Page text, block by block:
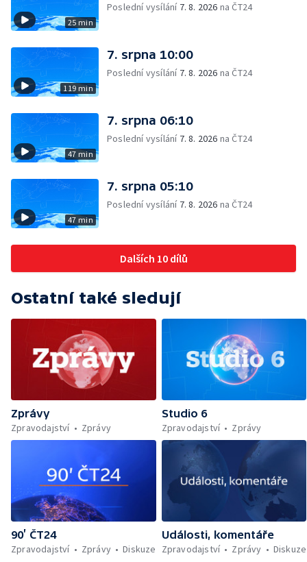
25 min
Poslední vysílání 7. 8. 2026 na ČT24
119 min
7. srpna 10:00
Poslední vysílání 7. 8. 2026 na ČT24
47 min
7. srpna 06:10
Poslední vysílání 7. 8. 2026 na ČT24
47 min
7. srpna 05:10
Poslední vysílání 7. 8. 2026 na ČT24
Dalších 10 dílů
Ostatní také sledují
Zprávy
Zpravodajství
Zprávy
Studio 6
Zpravodajství
Zprávy
90’ ČT24
Zpravodajství
Zprávy Diskuze
Události, komentáře
Zpravodajství
Zprávy Diskuze